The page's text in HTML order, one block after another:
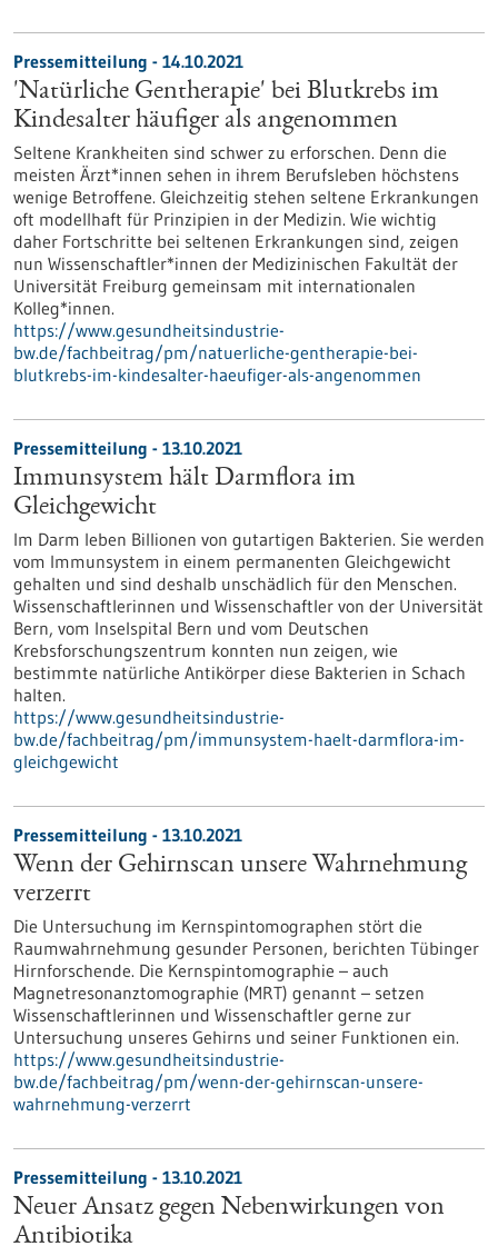
Pressemitteilung - 14.10.2021
'Natürliche Gentherapie' bei Blutkrebs im
Kindesalter häufiger als angenommen
Seltene Krankheiten sind schwer zu erforschen. Denn die
meisten Ärzt*innen sehen in ihrem Berufsleben höchstens
wenige Betroffene. Gleichzeitig stehen seltene Erkrankungen
oft modellhaft für Prinzipien in der Medizin. Wie wichtig
daher Fortschritte bei seltenen Erkrankungen sind, zeigen
nun Wissenschaftler*innen der Medizinischen Fakultät der
Universität Freiburg gemeinsam mit internationalen
Kolleg*innen.
https://www.gesundheitsindustrie-
bw.de/fachbeitrag/pm/natuerliche-gentherapie-bei-
blutkrebs-im-kindesalter-haeufiger-als-angenommen
Pressemitteilung - 13.10.2021
Immunsystem hält Darmflora im
Gleichgewicht
Im Darm leben Billionen von gutartigen Bakterien. Sie werden
vom Immunsystem in einem permanenten Gleichgewicht
gehalten und sind deshalb unschädlich für den Menschen.
Wissenschaftlerinnen und Wissenschaftler von der Universität
Bern, vom Inselspital Bern und vom Deutschen
Krebsforschungszentrum konnten nun zeigen, wie
bestimmte natürliche Antikörper diese Bakterien in Schach
halten.
https://www.gesundheitsindustrie-
bw.de/fachbeitrag/pm/immunsystem-haelt-darmflora-im-
gleichgewicht
Pressemitteilung - 13.10.2021
Wenn der Gehirnscan unsere Wahrnehmung
verzerrt
Die Untersuchung im Kernspintomographen stört die
Raumwahrnehmung gesunder Personen, berichten Tübinger
Hirnforschende. Die Kernspintomographie – auch
Magnetresonanztomographie (MRT) genannt – setzen
Wissenschaftlerinnen und Wissenschaftler gerne zur
Untersuchung unseres Gehirns und seiner Funktionen ein.
https://www.gesundheitsindustrie-
bw.de/fachbeitrag/pm/wenn-der-gehirnscan-unsere-
wahrnehmung-verzerrt
Pressemitteilung - 13.10.2021
Neuer Ansatz gegen Nebenwirkungen von
Antibiotika